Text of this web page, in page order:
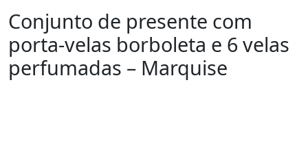
Conjunto de presente com
porta-velas borboleta e 6 velas
perfumadas – Marquise